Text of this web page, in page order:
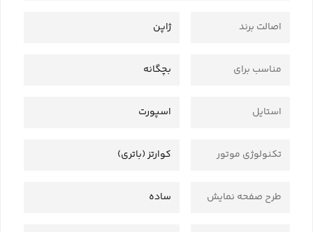
اصالت برند ژاپن
مناسب برای بچگانه
استایل اسپورت
تکنولوژی موتور کوارتز (باتری)
طرح صفحه نمایش ساده